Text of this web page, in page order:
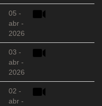
05 -
abr -
2026
03 -
abr -
2026
02 -
abr -